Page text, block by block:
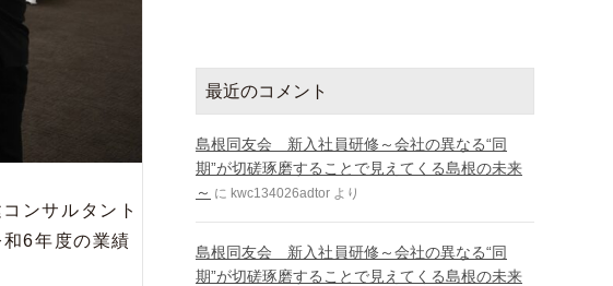
ンサルタント
6年度の業績
最近のコメント
島根同友会 新入社員研修～会社の異なる“同
期”が切磋琢磨することで見えてくる島根の未来
～ に kwc134026adtor より
島根同友会 新入社員研修～会社の異なる“同
期”が切磋琢磨することで見えてくる島根の未来